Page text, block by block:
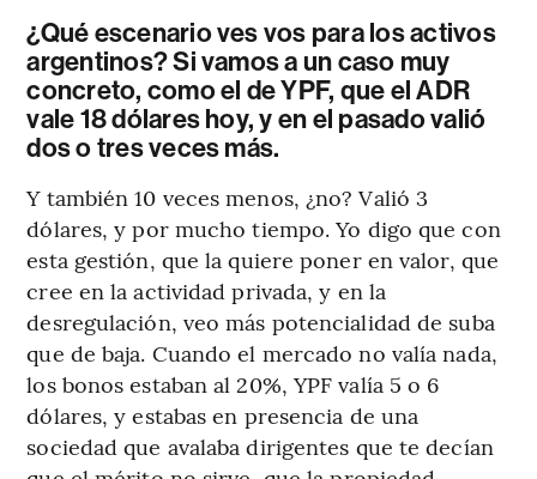
¿Qué escenario ves vos para los activos
argentinos? Si vamos a un caso muy
concreto, como el de YPF, que el ADR
vale 18 dólares hoy, y en el pasado valió
dos o tres veces más.
Y también 10 veces menos, ¿no? Valió 3
dólares, y por mucho tiempo. Yo digo que con
esta gestión, que la quiere poner en valor, que
cree en la actividad privada, y en la
desregulación, veo más potencialidad de suba
que de baja. Cuando el mercado no valía nada,
los bonos estaban al 20%, YPF valía 5 o 6
dólares, y estabas en presencia de una
sociedad que avalaba dirigentes que te decían